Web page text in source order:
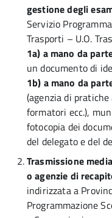
gestione degli
Servizio
Trasporti – U.O.
1a) a mano da
un documento di
1b) a mano da
(agenzia di
formatori ecc.),
fotocopia dei
del delegato e del
Trasmissione
o agenzie di
indirizzata a
Programmazione